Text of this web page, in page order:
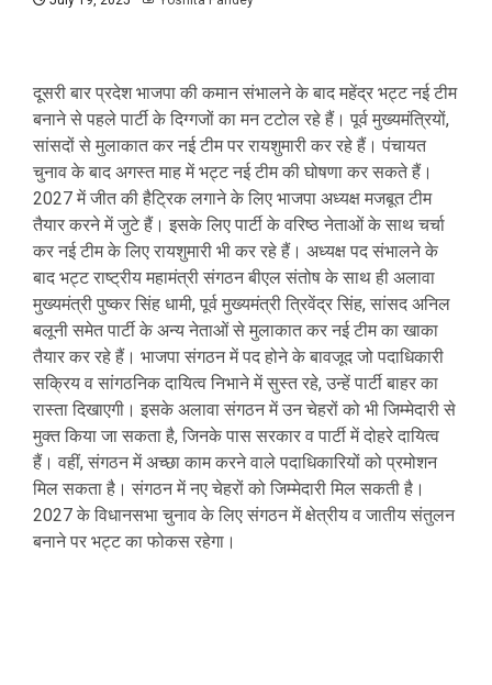
दूसरी बार प्रदेश भाजपा की कमान संभालने के बाद महेंद्र भट्ट नई टीम
बनाने से पहले पार्टी के दिग्गजों का मन टटोल रहे हैं। पूर्व मुख्यमंत्रियों,
सांसदों से मुलाकात कर नई टीम पर रायशुमारी कर रहे हैं। पंचायत
चुनाव के बाद अगस्त माह में भट्ट नई टीम की घोषणा कर सकते हैं।
2027 में जीत की हैट्रिक लगाने के लिए भाजपा अध्यक्ष मजबूत टीम
तैयार करने में जुटे हैं। इसके लिए पार्टी के वरिष्ठ नेताओं के साथ चर्चा
कर नई टीम के लिए रायशुमारी भी कर रहे हैं। अध्यक्ष पद संभालने के
बाद भट्ट राष्ट्रीय महामंत्री संगठन बीएल संतोष के साथ ही अलावा
मुख्यमंत्री पुष्कर सिंह धामी, पूर्व मुख्यमंत्री त्रिवेंद्र सिंह, सांसद अनिल
बलूनी समेत पार्टी के अन्य नेताओं से मुलाकात कर नई टीम का खाका
तैयार कर रहे हैं। भाजपा संगठन में पद होने के बावजूद जो पदाधिकारी
सक्रिय व सांगठनिक दायित्व निभाने में सुस्त रहे, उन्हें पार्टी बाहर का
रास्ता दिखाएगी। इसके अलावा संगठन में उन चेहरों को भी जिम्मेदारी से
मुक्त किया जा सकता है, जिनके पास सरकार व पार्टी में दोहरे दायित्व
हैं। वहीं, संगठन में अच्छा काम करने वाले पदाधिकारियों को प्रमोशन
मिल सकता है। संगठन में नए चेहरों को जिम्मेदारी मिल सकती है।
2027 के विधानसभा चुनाव के लिए संगठन में क्षेत्रीय व जातीय संतुलन
बनाने पर भट्ट का फोकस रहेगा।